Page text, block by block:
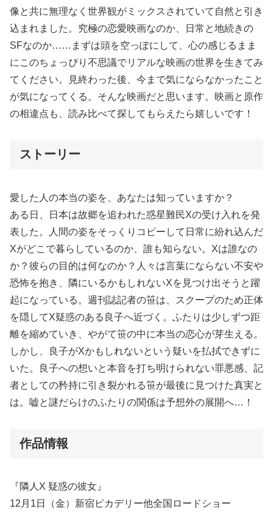
像と共に無理なく世界観がミックスされていて自然と引き
込まれました。究極の恋愛映画なのか、日常と地続きの
SFなのか……まずは頭を空っぽにして、心の感じるまま
にこのちょっぴり不思議でリアルな映画の世界を生きてみ
てください。見終わった後、今まで気にならなかったこと
が気になってくる。そんな映画だと思います。映画と原作
の相違点も、読み比べて探してもらえたら嬉しいです！
ストーリー
愛した人の本当の姿を、あなたは知っていますか？
ある日、日本は故郷を追われた惑星難民Xの受け入れを発
表した。人間の姿をそっくりコピーして日常に紛れ込んだ
Xがどこで暮らしているのか、誰も知らない。Xは誰なの
か？彼らの目的は何なのか？人々は言葉にならない不安や
恐怖を抱き、隣にいるかもしれないXを見つけ出そうと躍
起になっている。週刊誌記者の笹は、スクープのため正体
を隠してX疑惑のある良子へ近づく。ふたりは少しずつ距
離を縮めていき、やがて笹の中に本当の恋心が芽生える。
しかし、良子がXかもしれないという疑いを払拭できずに
いた。良子への想いと本音を打ち明けられない罪悪感、記
者としての矜持に引き裂かれる笹が最後に見つけた真実と
は。嘘と謎だらけのふたりの関係は予想外の展開へ…！
作品情報
『隣人X 疑惑の彼女』
12月1日（金）新宿ピカデリー他全国ロードショー